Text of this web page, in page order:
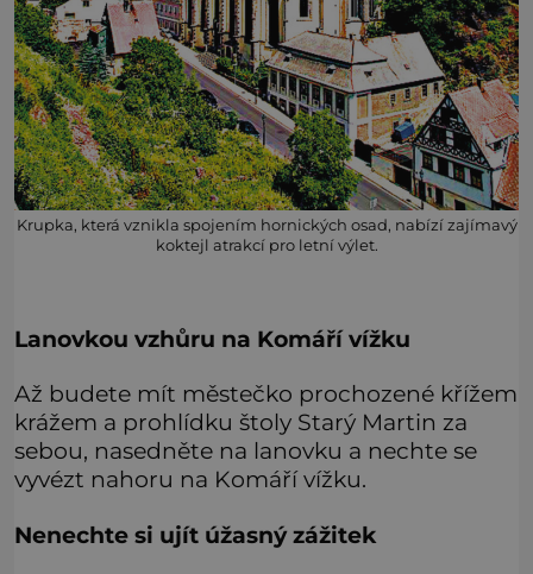
Krupka, která vznikla spojením hornických osad, nabízí zajímavý
koktejl atrakcí pro letní výlet.
Lanovkou vzhůru na Komáří vížku
Až budete mít městečko prochozené křížem
krážem a prohlídku štoly Starý Martin za
sebou, nasedněte na lanovku a nechte se
vyvézt nahoru na Komáří vížku.
Nenechte si ujít úžasný zážitek